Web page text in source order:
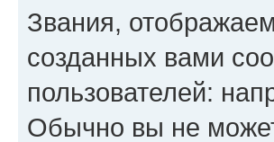
Звания,
созданных вами
пользователей:
Обычно вы не